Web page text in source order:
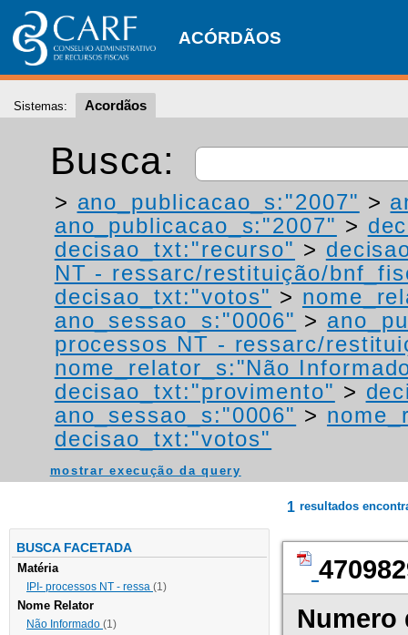
ACÓRDÃOS
Sistemas: Acordãos
Busca:
> ano_publicacao_s:"2007" >
ano_publicacao_s:"2007" >
decisao_txt:"recurso" >
NT - ressarc/restituição/
decisao_txt:"votos" >
ano_sessao_s:"0006" >
processos NT - ressarc/
nome_relator_s:"Não
decisao_txt:"provimento" >
ano_sessao_s:"0006" >
decisao_txt:"votos"
mostrar execução da query
BUSCA FACETADA
Matéria
IPI- processos NT - ressa (1)
Nome Relator
Não Informado (1)
1 resultados
Numero